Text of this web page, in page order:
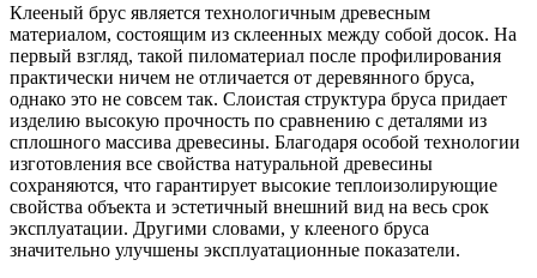
Клееный брус является технологичным древесным
материалом, состоящим из склеенных между собой досок. На
первый взгляд, такой пиломатериал после профилирования
практически ничем не отличается от деревянного бруса,
однако это не совсем так. Слоистая структура бруса придает
изделию высокую прочность по сравнению с деталями из
сплошного массива древесины. Благодаря особой технологии
изготовления все свойства натуральной древесины
сохраняются, что гарантирует высокие теплоизолирующие
свойства объекта и эстетичный внешний вид на весь срок
эксплуатации. Другими словами, у клееного бруса
значительно улучшены эксплуатационные показатели.